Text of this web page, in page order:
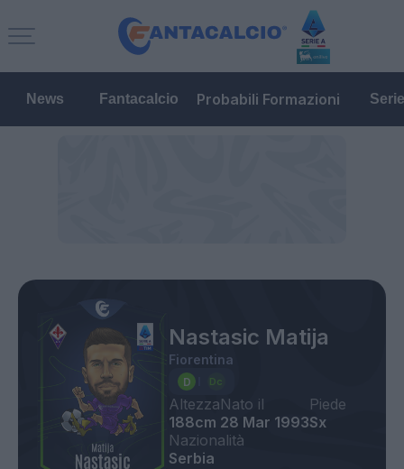
News Fantacalcio Probabili Formazioni
Nastasic Matija
Fiorentina
Altezza
188cm
Nato il
28 Mar 1993
Piede
Sx
Nazionalità
Serbia